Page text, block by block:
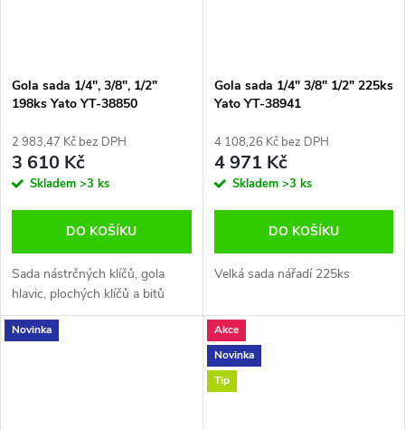
Gola sada 1/4", 3/8", 1/2"
198ks Yato YT-38850
2 983,47 Kč bez DPH
3 610 Kč
Skladem >3 ks
DO KOŠÍKU
Sada nástrčných klíčů, gola
hlavic, plochých klíčů a bitů
Gola sada 1/4" 3/8" 1/2" 225ks
Yato YT-38941
4 108,26 Kč bez DPH
4 971 Kč
Skladem >3 ks
DO KOŠÍKU
Velká sada nářadí 225ks
Novinka
Akce
Novinka
Tip